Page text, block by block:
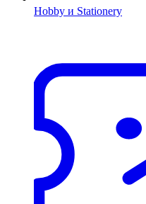
Hobby и Stationery